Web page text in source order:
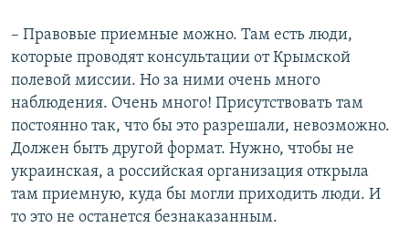
– Правовые приемные можно. Там есть люди,
которые проводят консультации от Крымской
полевой миссии. Но за ними очень много
наблюдения. Очень много! Присутствовать там
постоянно так, что бы это разрешали, невозможно.
Должен быть другой формат. Нужно, чтобы не
украинская, а российская организация открыла
там приемную, куда бы могли приходить люди. И
то это не останется безнаказанным.